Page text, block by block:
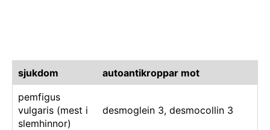
sjukdom
autoantikroppar mot
pemfigus
vulgaris (mest i
slemhinnor)
desmoglein 3, desmocollin 3